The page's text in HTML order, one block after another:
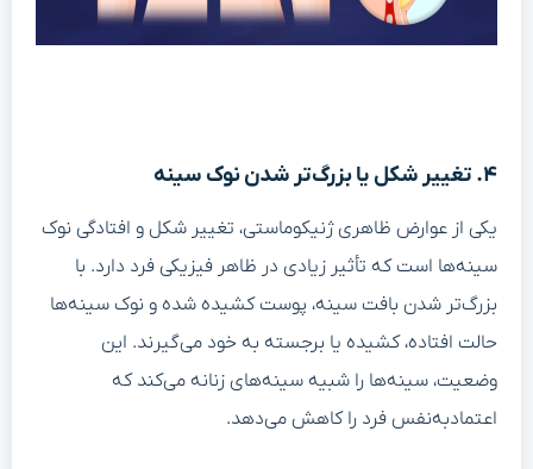
۴. تغییر شکل یا بزرگ‌تر شدن نوک سینه
یکی از عوارض ظاهری ژنیکوماستی، تغییر شکل و افتادگی نوک
سینه‌ها است که تأثیر زیادی در ظاهر فیزیکی فرد دارد. با
بزرگ‌تر شدن بافت سینه، پوست کشیده شده و نوک سینه‌ها
حالت افتاده، کشیده یا برجسته به خود می‌گیرند. این
وضعیت، سینه‌ها را شبیه سینه‌های زنانه می‌کند که
اعتمادبه‌نفس فرد را کاهش می‌دهد.